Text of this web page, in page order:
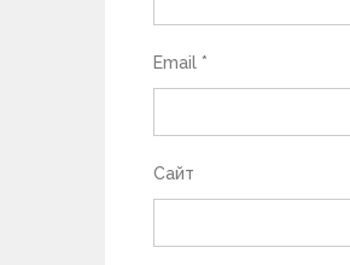
і
в
Email *
Сайт